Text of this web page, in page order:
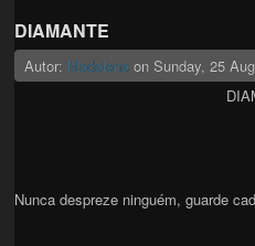
DIAMANTE
Autor: Madalena on Sunday, 25
Nunca despreze ninguém, guarde